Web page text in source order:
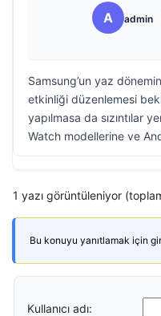
A admin
Samsung’un yaz
etkinliği düzenlemesi
yapılmasa da sızıntılar
Watch modellerine ve
1 yazı görüntüleniyor
Bu konuyu yanıtlamak için
Kullanıcı adı: